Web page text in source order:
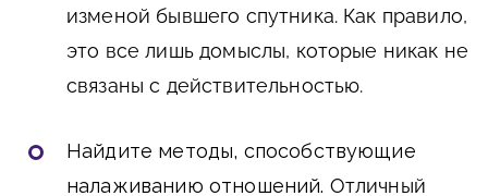
изменой бывшего спутника. Как правило,
это все лишь домыслы, которые никак не
связаны с действительностью.
Найдите методы, способствующие
налаживанию отношений. Отличный